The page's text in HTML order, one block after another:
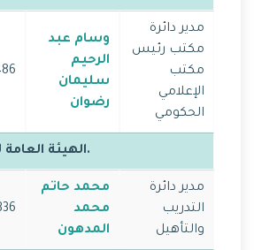
مدير دائرة
مكتب رئيس
مكتب
الإعلامي
الحكومي
وسام عبد
الرحيم
سليمان
رضوان
.الهيئة
مدير دائرة
التدريب
والتأهيل
محمد حاتم
محمد
المدهون